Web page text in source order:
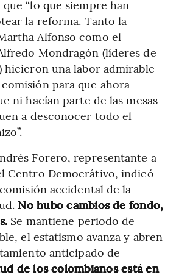
“lo que siempre han
la reforma. Tanto la
Alfonso como el
Mondragón (líderes de
hicieron una labor admirable
para que ahora
ni hacían parte de las mesas
a desconocer todo el
Forero, representante a
Centro Democrátivo, indicó
accidental de la
No hubo cambios de fondo,
Se mantiene periodo de
el estatismo avanza y abren
anticipado de
de los colombianos está en